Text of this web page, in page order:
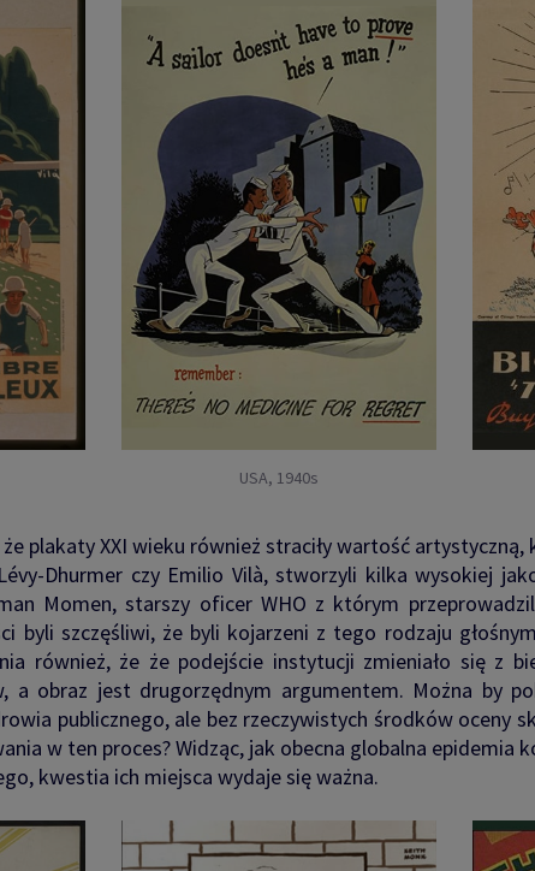
USA, 1940s
plakaty XXI wieku również straciły wartość
Dhurmer czy Emilio Vilà, stworzyli kilka wysokiej
Momen, starszy oficer WHO z którym
byli szczęśliwi, że byli kojarzeni z tego rodzaju
również, że że podejście instytucji zmieniało się z
a obraz jest drugorzędnym argumentem. Można by
publicznego, ale bez rzeczywistych środków oceny
w ten proces? Widząc, jak obecna globalna
kwestia ich miejsca wydaje się ważna.